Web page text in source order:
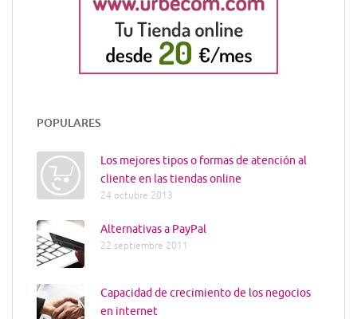
POPULARES
Los mejores tipos o formas de atención al
cliente en las tiendas online
24 octubre 2013
Alternativas a PayPal
22 septiembre 2011
Capacidad de crecimiento de los negocios
en internet